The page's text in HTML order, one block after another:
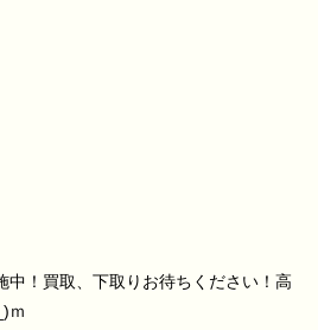
中！買取、下取りお待ちください！高
ｍ